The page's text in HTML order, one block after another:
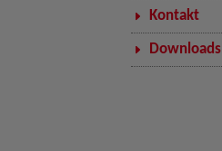
Kontakt
Downloads